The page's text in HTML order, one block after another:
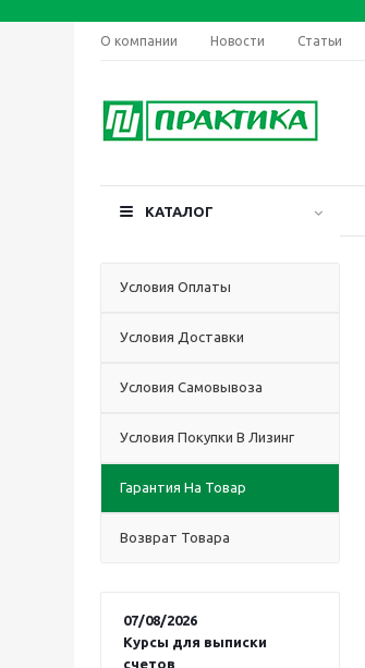
О компании Новости Статьи
КАТАЛОГ
Условия Оплаты
Условия Доставки
Условия Самовывоза
Условия Покупки В Лизинг
Гарантия На Товар
Возврат Товара
07/08/2026
Курсы для выписки
счетов